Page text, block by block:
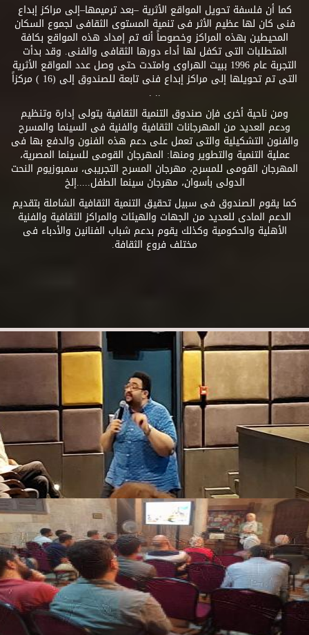
كما أن فلسفة تحويل المواقع الأثرية –بعد ترميمها–إلى مراكز إبداع
فنى كان لها عظيم الأثر فى تنمية المستوى الثقافى لجموع السكان
المحيطين بهذه المراكز وخصوصاً أنه تم إمداد هذه المواقع بكافة
المتطلبات التى تكفل لها أداء دورها الثقافى والفنى. وقد بدأت
التجربة عام 1996 ببيت الهراوى وامتدت حتى وصل عدد المواقع الأثرية
التى تم تحويلها إلى مراكز إبداع فنى تابعة للصندوق إلى (16 ) مركزاً
.. .
ومن ناحية أخرى فإن صندوق التنمية الثقافية يتولى إدارة وتنظيم
ودعم العديد من المهرجانات الثقافية والفنية فى السينما والمسرح
والفنون التشكيلية والتى تعمل على دعم هذه الفنون والدفع بها فى
عملية التنمية والتطوير ومنها: المهرجان القومى للسينما المصرية،
المهرجان القومى للمسرح، مهرجان المسرح التجريبى، سمبوزيوم النحت
الدولى بأسوان، مهرجان سينما الطفل.....إلخ
كما يقوم الصندوق فى سبيل تحقيق التنمية الثقافية الشاملة بتقديم
الدعم المادى للعديد من الجهات والهيئات والمراكز الثقافية والفنية
الأهلية والحكومية وكذلك يقوم بدعم شباب الفنانين والأدباء فى
مختلف فروع الثقافة.